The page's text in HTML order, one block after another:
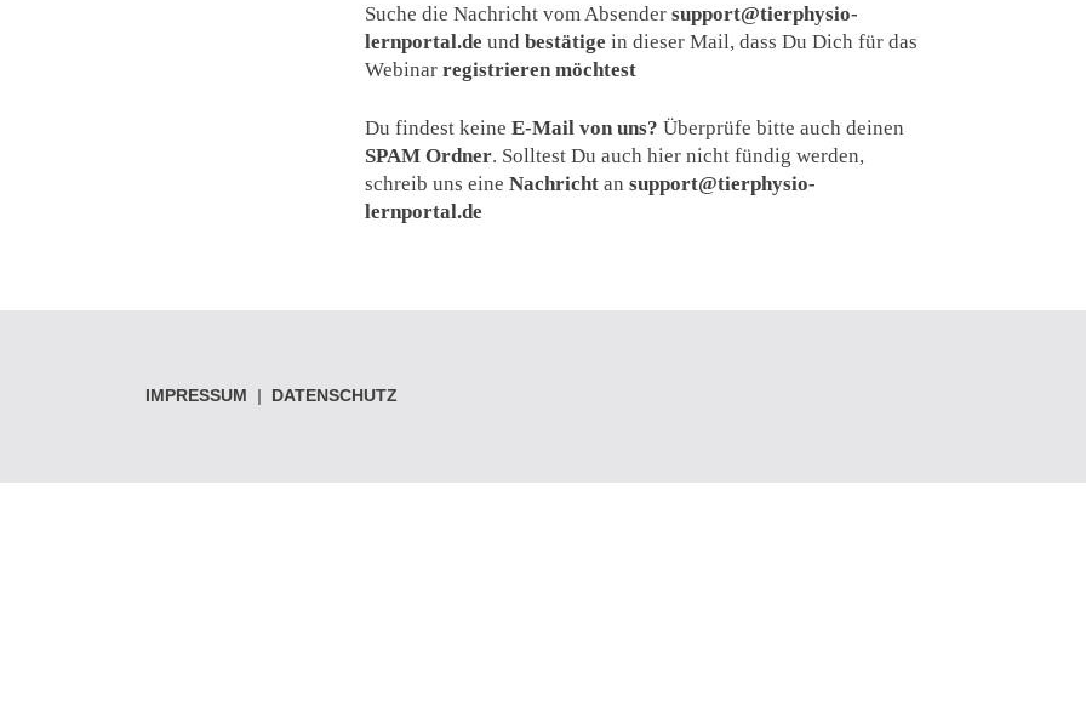
Suche die Nachricht vom Absender support@tierphysio-
lernportal.de und bestätige in dieser Mail, dass Du Dich für das
Webinarregistrieren möchtest
Du findest keine E-Mail von uns? Überprüfe bitte auch deinen
SPAM Ordner. Solltest Du auch hier nicht fündig werden,
schreib uns eine Nachrichtan support@tierphysio-
lernportal.de
IMPRESSUM | DATENSCHUTZ